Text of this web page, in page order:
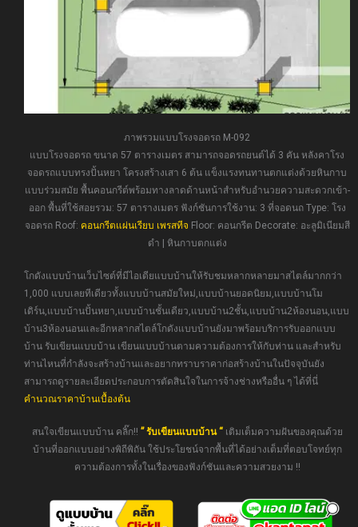
ภาพรวมแบบโรงจอดรถ M-092
แบบโรงจอดรถ ขนาด 57 ตารางเมตร สามารถจอดรถยนต์ได้ 3 คัน หลังคาโรง
จอดรถแบบทรงปั้นหยา โครงสร้างเสา 6 ต้น แข็งแรงทนทานตกแต่งด้วยหินกาบ
แบบร่วมสมัย พื้นคอนกรีต์พร้อมทางลาดด้านหน้าสำหรับอำนวยความสะดวกเข้า-
ออก พื้นที่ใช้สอยรวม: 57 ตารางเมตร ฟังก์ชันการใช้งาน: 3 ที่จอดนถ Type: โรง
จอดรถ Roof: คอนกรีตแผ่นเรียบ เพรสทีจ Floor: คอนกรีต Decorate: อะลูมิเนียมสี
ดำ | หินกาบตกแต่ง
โกดังแบบบ้านเว็บไซต์ที่มีไอเดียแบบบ้านให้รับชมหลากหลายมาสไตล์มากกว่า
1,000 แบบเลยทีเดียวทั้งแบบบ้านสมัยใหม่,แบบบ้านยอดนิยม,แบบบ้านโม
เดิร์น,แบบบ้านปั้นหยา,แบบบ้านชั้นเดียว,แบบบ้าน2ชั้น,แบบบ้าน2ห้องนอน,แบบ
บ้าน3ห้องนอนและอีกหลากสไตล์โกดังแบบบ้านยังมาพร้อมบริการรับออกแบบ
บ้าน รับเขียนแบบบ้าน เขียนแบบบ้านตามความต้องการให้กับท่าน และสำหรับ
ท่านไหนที่กำลังจะสร้างบ้านและอยากทราบราคาก่อสร้างบ้านในปัจจุบันยัง
สามารถดูรายละเอียดประกอบการตัดสินใจในการจ้างช่างหรืออื่น ๆ ได้ที่นี่
คำนวณราคาบ้านเบื้องต้น
สนใจเขียนแบบบ้าน คลิ๊ก!! ” รับเขียนแบบบ้าน “เติมเต็มความฝันของคุณด้วย
บ้านที่ออกแบบอย่างพิถีพิถัน ใช้ประโยชน์จากพื้นที่ได้อย่างเต็มที่ตอบโจทย์ทุก
ความต้องการทั้งในเรื่องของฟังก์ชันและความสวยงาม !!